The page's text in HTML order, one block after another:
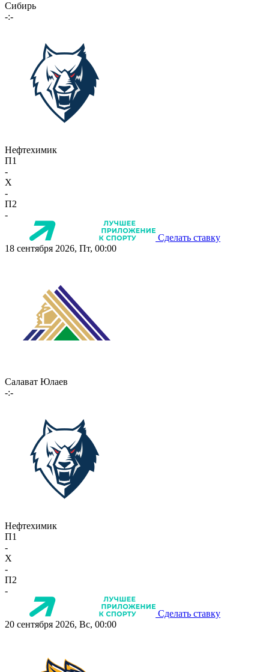
Сибирь
-:-
Нефтехимик
П1
-
X
-
П2
-
Сделать ставку
18 сентября 2026, Пт, 00:00
Салават Юлаев
-:-
Нефтехимик
П1
-
X
-
П2
-
Сделать ставку
20 сентября 2026, Вс, 00:00